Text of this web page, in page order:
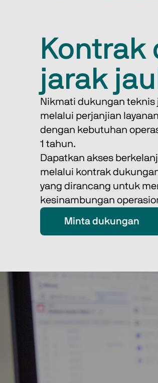
Kontrak
jarak
Nikmati dukungan
melalui perjanjian
dengan kebutuhan
1 tahun.
Dapatkan akses
melalui kontrak
yang dirancang untuk
kesinambungan
Minta dukungan